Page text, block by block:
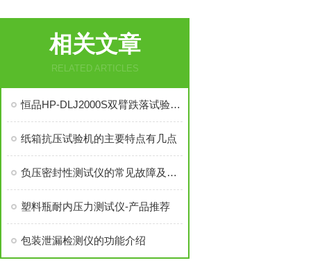
相关文章
RELATED ARTICLES
恒品HP-DLJ2000S双臂跌落试验机的技术参数
纸箱抗压试验机的主要特点有几点
负压密封性测试仪的常见故障及解决方法
塑料瓶耐内压力测试仪-产品推荐
包装泄漏检测仪的功能介绍